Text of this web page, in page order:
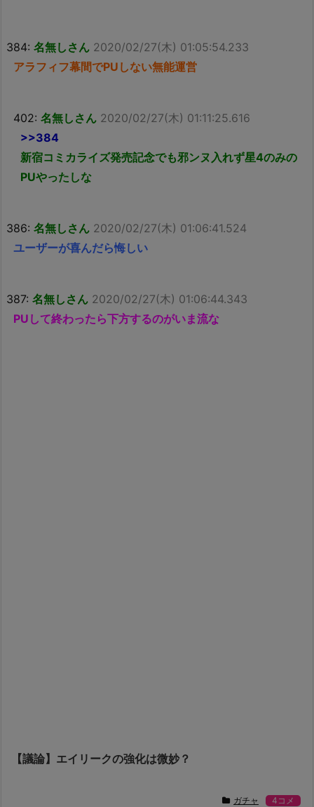
384: 名無しさん 2020/02/27(木) 01:05:54.233
アラフィフ幕間でPUしない無能運営
402: 名無しさん 2020/02/27(木) 01:11:25.616
>>384
新宿コミカライズ発売記念でも邪ンヌ入れず星4のみの
PUやったしな
386: 名無しさん 2020/02/27(木) 01:06:41.524
ユーザーが喜んだら悔しい
387: 名無しさん 2020/02/27(木) 01:06:44.343
PUして終わったら下方するのがいま流な
【議論】エイリークの強化は微妙？
ガチャ 4コメ